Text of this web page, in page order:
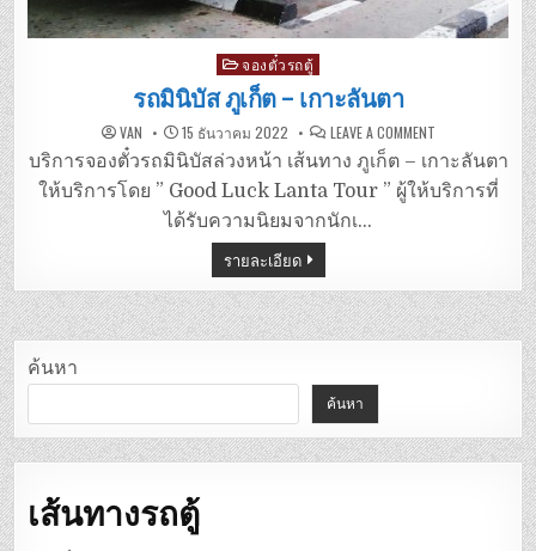
Posted
in
จองตั๋วรถตู้
รถมินิบัส ภูเก็ต – เกาะลันตา
VAN 15 ธันวาคม 2022 LEAVE A COMMENTON
มิ
นิ
บัส
ภูเก็ต
บริการจองตั๋วรถมินิบัสล่วงหน้า เส้นทาง ภูเก็ต – เกาะลันตา
ให้บริการโดย ” Good Luck Lanta Tour ” ผู้ให้บริการที่
ได้รับความนิยมจากนักเ…
รายละเอียด
ค้นหา
ค้นหา
เส้นทางรถตู้